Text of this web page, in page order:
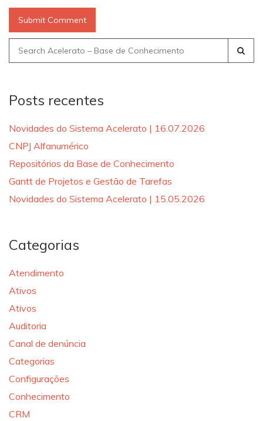
Search
for:
Posts recentes
Novidades do Sistema Acelerato | 16.07.2026
CNPJ Alfanumérico
Repositórios da Base de Conhecimento
Gantt de Projetos e Gestão de Tarefas
Novidades do Sistema Acelerato | 15.05.2026
Categorias
Atendimento
Ativos
Ativos
Auditoria
Canal de denúncia
Categorias
Configurações
Conhecimento
CRM